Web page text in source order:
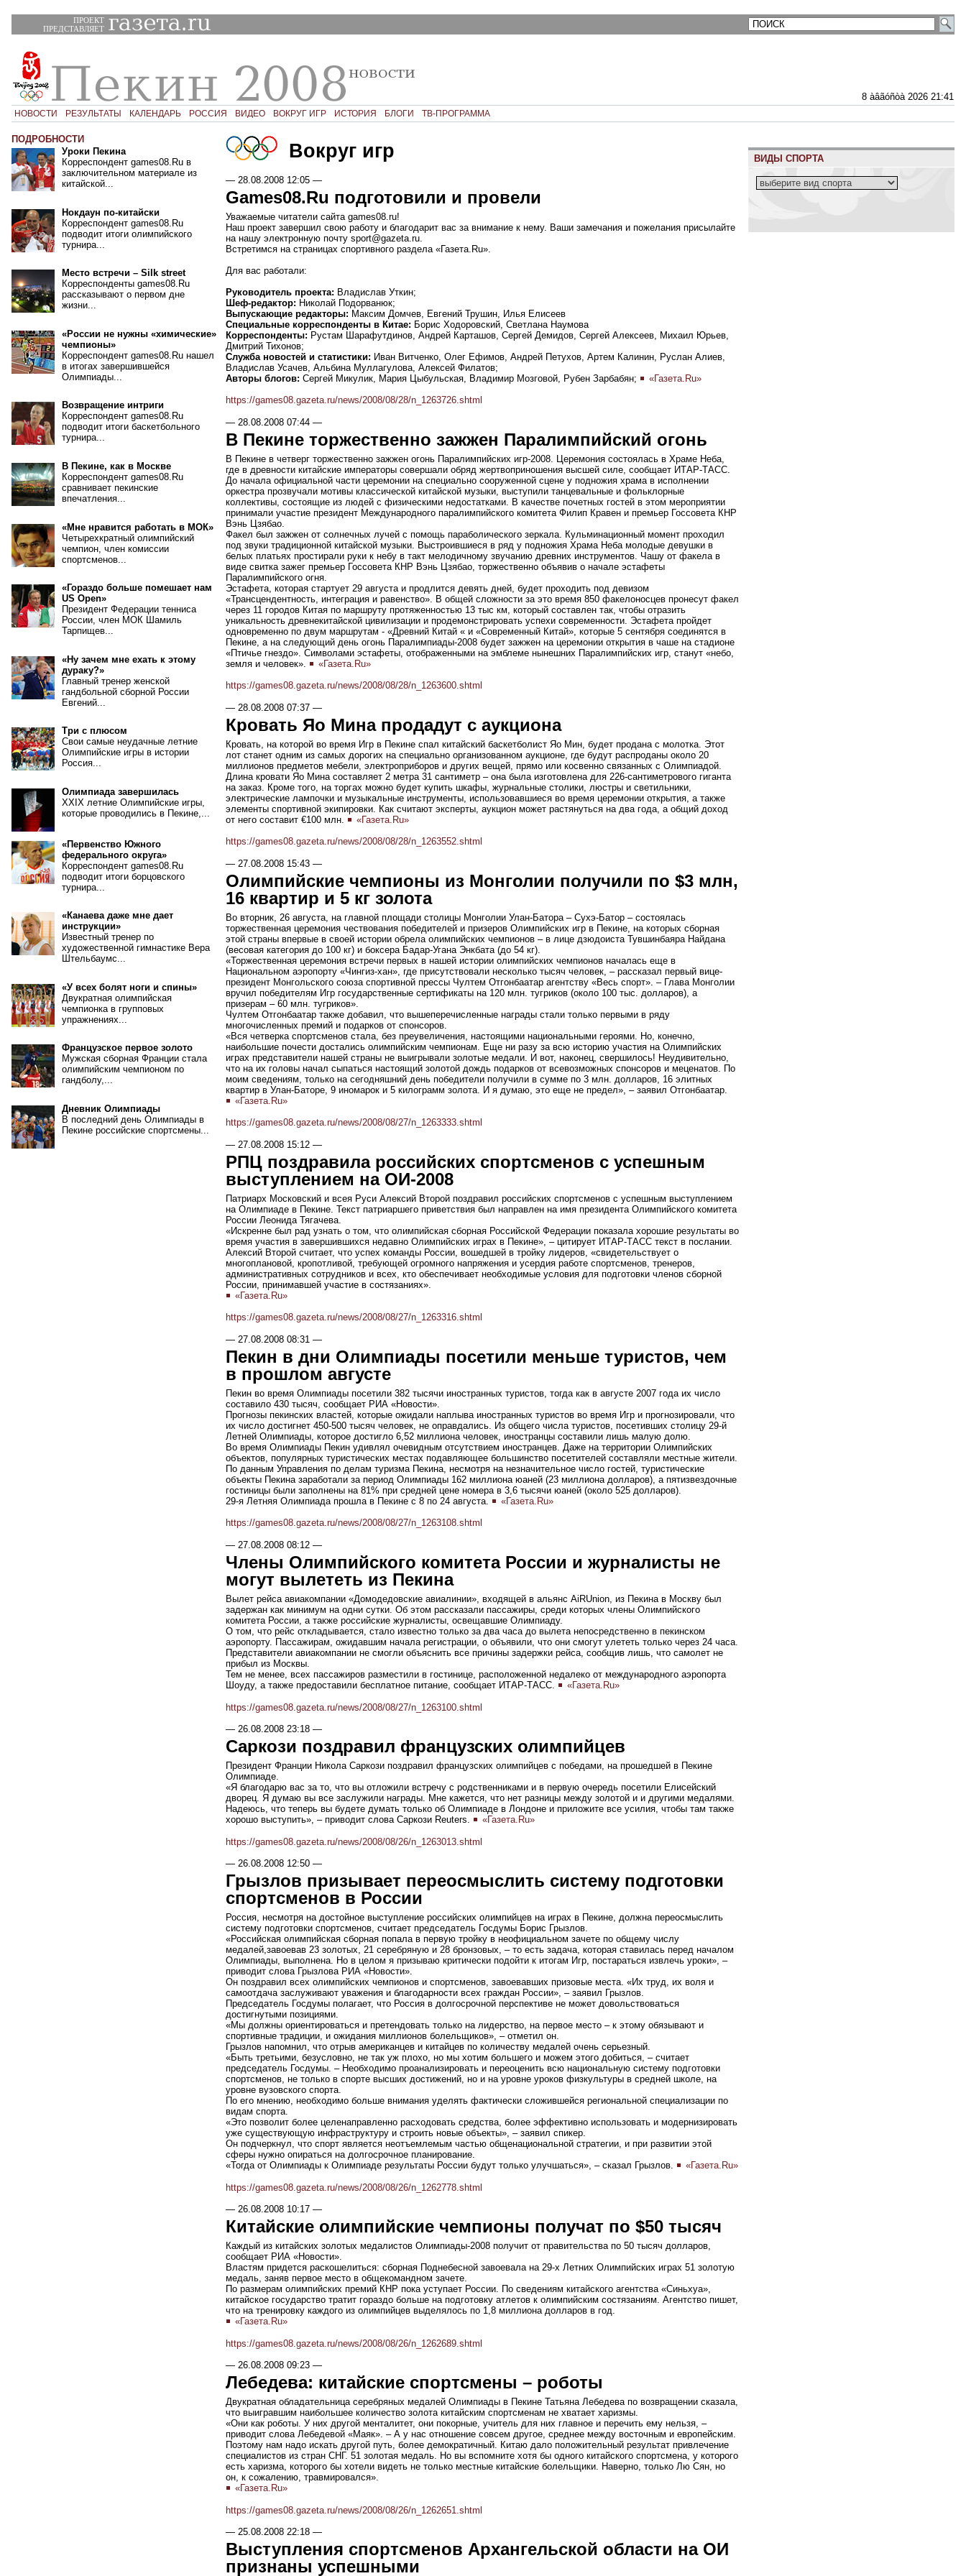
ПРОЕКТ
ПРЕДСТАВЛЯЕТ
8 àâãóñòà 2026 21:41
НОВОСТИ РЕЗУЛЬТАТЫ КАЛЕНДАРЬ РОССИЯ ВИДЕО ВОКРУГ ИГР ИСТОРИЯ БЛОГИ ТВ-ПРОГРАММА
ПОДРОБНОСТИ
Уроки Пекина
Корреспондент games08.Ru в
заключительном материале из
китайской...
Нокдаун по-китайски
Корреспондент games08.Ru
подводит итоги олимпийского
турнира...
Место встречи – Silk street
Корреспонденты games08.Ru
рассказывают о первом дне
жизни...
«России не нужны «химические»
чемпионы»
Корреспондент games08.Ru нашел
в итогах завершившейся
Олимпиады...
Возвращение интриги
Корреспондент games08.Ru
подводит итоги баскетбольного
турнира...
В Пекине, как в Москве
Корреспондент games08.Ru
сравнивает пекинские
впечатления...
«Мне нравится работать в МОК»
Четырехкратный олимпийский
чемпион, член комиссии
спортсменов...
«Гораздо больше помешает нам
US Open»
Президент Федерации тенниса
России, член МОК Шамиль
Тарпищев...
«Ну зачем мне ехать к этому
дураку?»
Главный тренер женской
гандбольной сборной России
Евгений...
Три с плюсом
Свои самые неудачные летние
Олимпийские игры в истории
Россия...
Олимпиада завершилась
XXIX летние Олимпийские игры,
которые проводились в Пекине,...
«Первенство Южного
федерального округа»
Корреспондент games08.Ru
подводит итоги борцовского
турнира...
«Канаева даже мне дает
инструкции»
Известный тренер по
художественной гимнастике Вера
Штельбаумс...
«У всех болят ноги и спины»
Двукратная олимпийская
чемпионка в групповых
упражнениях...
Французское первое золото
Мужская сборная Франции стала
олимпийским чемпионом по
гандболу,...
Дневник Олимпиады
В последний день Олимпиады в
Пекине российские спортсмены...
Вокруг игр
— 28.08.2008 12:05 —
Games08.Ru подготовили и провели
Уважаемые читатели сайта games08.ru!
Наш проект завершил свою работу и благодарит вас за внимание к нему. Ваши замечания и пожелания присылайте
на нашу электронную почту sport@gazeta.ru.
Встретимся на страницах спортивного раздела «Газета.Ru».
Для вас работали:
Руководитель проекта: Владислав Уткин;
Шеф-редактор: Николай Подорванюк;
Выпускающие редакторы: Максим Домчев, Евгений Трушин, Илья Елисеев
Специальные корреспонденты в Китае: Борис Ходоровский, Светлана Наумова
Корреспонденты: Рустам Шарафутдинов, Андрей Карташов, Сергей Демидов, Сергей Алексеев, Михаил Юрьев,
Дмитрий Тихонов;
Служба новостей и статистики: Иван Витченко, Олег Ефимов, Андрей Петухов, Артем Калинин, Руслан Алиев,
Владислав Усачев, Альбина Муллагулова, Алексей Филатов;
Авторы блогов: Сергей Микулик, Мария Цыбульская, Владимир Мозговой, Рубен Зарбабян; «Газета.Ru»
https://games08.gazeta.ru/news/2008/08/28/n_1263726.shtml
— 28.08.2008 07:44 —
В Пекине торжественно зажжен Паралимпийский огонь
В Пекине в четверг торжественно зажжен огонь Паралимпийских игр-2008. Церемония состоялась в Храме Неба,
где в древности китайские императоры совершали обряд жертвоприношения высшей силе, сообщает ИТАР-ТАСС.
До начала официальной части церемонии на специально сооруженной сцене у подножия храма в исполнении
оркестра прозвучали мотивы классической китайской музыки, выступили танцевальные и фольклорные
коллективы, состоящие из людей с физическими недостатками. В качестве почетных гостей в этом мероприятии
принимали участие президент Международного паралимпийского комитета Филип Кравен и премьер Госсовета КНР
Вэнь Цзябао.
Факел был зажжен от солнечных лучей с помощь параболического зеркала. Кульминационный момент проходил
под звуки традиционной китайской музыки. Выстроившиеся в ряд у подножия Храма Неба молодые девушки в
белых платьях простирали руки к небу в такт мелодичному звучанию древних инструментов. Чашу от факела в
виде свитка зажег премьер Госсовета КНР Вэнь Цзябао, торжественно объявив о начале эстафеты
Паралимпийского огня.
Эстафета, которая стартует 29 августа и продлится девять дней, будет проходить под девизом
«Трансцендентность, интеграция и равенство». В общей сложности за это время 850 факелоносцев пронесут факел
через 11 городов Китая по маршруту протяженностью 13 тыс км, который составлен так, чтобы отразить
уникальность древнекитайской цивилизации и продемонстрировать успехи современности. Эстафета пройдет
одновременно по двум маршрутам - «Древний Китай « и «Современный Китай», которые 5 сентября соединятся в
Пекине, а на следующий день огонь Паралимпиады-2008 будет зажжен на церемонии открытия в чаше на стадионе
«Птичье гнездо». Символами эстафеты, отображенными на эмблеме нынешних Паралимпийских игр, станут «небо,
земля и человек».
«Газета.Ru»
https://games08.gazeta.ru/news/2008/08/28/n_1263600.shtml
— 28.08.2008 07:37 —
Кровать Яо Мина продадут с аукциона
Кровать, на которой во время Игр в Пекине спал китайский баскетболист Яо Мин, будет продана с молотка. Этот
лот станет одним из самых дорогих на специально организованном аукционе, где будут распроданы около 20
миллионов предметов мебели, электроприборов и других вещей, прямо или косвенно связанных с Олимпиадой.
Длина кровати Яо Мина составляет 2 метра 31 сантиметр – она была изготовлена для 226-сантиметрового гиганта
на заказ. Кроме того, на торгах можно будет купить шкафы, журнальные столики, люстры и светильники,
электрические лампочки и музыкальные инструменты, использовавшиеся во время церемонии открытия, а также
элементы спортивной экипировки. Как считают эксперты, аукцион может растянуться на два года, а общий доход
от него составит €100 млн.
«Газета.Ru»
https://games08.gazeta.ru/news/2008/08/28/n_1263552.shtml
— 27.08.2008 15:43 —
Олимпийские чемпионы из Монголии получили по $3 млн,
16 квартир и 5 кг золота
Во вторник, 26 августа, на главной площади столицы Монголии Улан-Батора – Сухэ-Батор – состоялась
торжественная церемония чествования победителей и призеров Олимпийских игр в Пекине, на которых сборная
этой страны впервые в своей истории обрела олимпийских чемпионов – в лице дзюдоиста Тувшинбаяра Найдана
(весовая категория до 100 кг) и боксера Бадар-Угана Энкбата (до 54 кг).
«Торжественная церемония встречи первых в нашей истории олимпийских чемпионов началась еще в
Национальном аэропорту «Чингиз-хан», где присутствовали несколько тысяч человек, – рассказал первый вице-
президент Монгольского союза спортивной прессы Чултем Отгонбаатар агентству «Весь спорт». – Глава Монголии
вручил победителям Игр государственные сертификаты на 120 млн. тугриков (около 100 тыс. долларов), а
призерам – 60 млн. тугриков».
Чултем Отгонбаатар также добавил, что вышеперечисленные награды стали только первыми в ряду
многочисленных премий и подарков от спонсоров.
«Вся четверка спортсменов стала, без преувеличения, настоящими национальными героями. Но, конечно,
наибольшие почести достались олимпийским чемпионам. Еще ни разу за всю историю участия на Олимпийских
играх представители нашей страны не выигрывали золотые медали. И вот, наконец, свершилось! Неудивительно,
что на их головы начал сыпаться настоящий золотой дождь подарков от всевозможных спонсоров и меценатов. По
моим сведениям, только на сегодняшний день победители получили в сумме по 3 млн. долларов, 16 элитных
квартир в Улан-Баторе, 9 иномарок и 5 килограмм золота. И я думаю, это еще не предел», – заявил Отгонбаатар.
«Газета.Ru»
https://games08.gazeta.ru/news/2008/08/27/n_1263333.shtml
— 27.08.2008 15:12 —
РПЦ поздравила российских спортсменов с успешным
выступлением на ОИ-2008
Патриарх Московский и всея Руси Алексий Второй поздравил российских спортсменов с успешным выступлением
на Олимпиаде в Пекине. Текст патриаршего приветствия был направлен на имя президента Олимпийского комитета
России Леонида Тягачева.
«Искренне был рад узнать о том, что олимпийская сборная Российской Федерации показала хорошие результаты во
время участия в завершившихся недавно Олимпийских играх в Пекине», – цитирует ИТАР-ТАСС текст в послании.
Алексий Второй считает, что успех команды России, вошедшей в тройку лидеров, «свидетельствует о
многоплановой, кропотливой, требующей огромного напряжения и усердия работе спортсменов, тренеров,
административных сотрудников и всех, кто обеспечивает необходимые условия для подготовки членов сборной
России, принимавшей участие в состязаниях».
«Газета.Ru»
https://games08.gazeta.ru/news/2008/08/27/n_1263316.shtml
— 27.08.2008 08:31 —
Пекин в дни Олимпиады посетили меньше туристов, чем
в прошлом августе
Пекин во время Олимпиады посетили 382 тысячи иностранных туристов, тогда как в августе 2007 года их число
составило 430 тысяч, сообщает РИА «Новости».
Прогнозы пекинских властей, которые ожидали наплыва иностранных туристов во время Игр и прогнозировали, что
их число достигнет 450-500 тысяч человек, не оправдались. Из общего числа туристов, посетивших столицу 29-й
Летней Олимпиады, которое достигло 6,52 миллиона человек, иностранцы составили лишь малую долю.
Во время Олимпиады Пекин удивлял очевидным отсутствием иностранцев. Даже на территории Олимпийских
объектов, популярных туристических местах подавляющее большинство посетителей составляли местные жители.
По данным Управления по делам туризма Пекина, несмотря на незначительное число гостей, туристические
объекты Пекина заработали за период Олимпиады 162 миллиона юаней (23 миллиона долларов), а пятизвездочные
гостиницы были заполнены на 81% при средней цене номера в 3,6 тысячи юаней (около 525 долларов).
29-я Летняя Олимпиада прошла в Пекине с 8 по 24 августа.
«Газета.Ru»
https://games08.gazeta.ru/news/2008/08/27/n_1263108.shtml
— 27.08.2008 08:12 —
Члены Олимпийского комитета России и журналисты не
могут вылететь из Пекина
Вылет рейса авиакомпании «Домодедовские авиалинии», входящей в альянс AiRUnion, из Пекина в Москву был
задержан как минимум на одни сутки. Об этом рассказали пассажиры, среди которых члены Олимпийского
комитета России, а также российские журналисты, освещавшие Олимпиаду.
О том, что рейс откладывается, стало известно только за два часа до вылета непосредственно в пекинском
аэропорту. Пассажирам, ожидавшим начала регистрации, о объявили, что они смогут улететь только через 24 часа.
Представители авиакомпании не смогли объяснить все причины задержки рейса, сообщив лишь, что самолет не
прибыл из Москвы.
Тем не менее, всех пассажиров разместили в гостинице, расположенной недалеко от международного аэропорта
Шоуду, а также предоставили бесплатное питание, сообщает ИТАР-ТАСС.
«Газета.Ru»
https://games08.gazeta.ru/news/2008/08/27/n_1263100.shtml
— 26.08.2008 23:18 —
Саркози поздравил французских олимпийцев
Президент Франции Никола Саркози поздравил французских олимпийцев с победами, на прошедшей в Пекине
Олимпиаде.
«Я благодарю вас за то, что вы отложили встречу с родственниками и в первую очередь посетили Елисейский
дворец. Я думаю вы все заслужили награды. Мне кажется, что нет разницы между золотой и и другими медалями.
Надеюсь, что теперь вы будете думать только об Олимпиаде в Лондоне и приложите все усилия, чтобы там также
хорошо выступить», – приводит слова Саркози Reuters.
«Газета.Ru»
https://games08.gazeta.ru/news/2008/08/26/n_1263013.shtml
— 26.08.2008 12:50 —
Грызлов призывает переосмыслить систему подготовки
спортсменов в России
Россия, несмотря на достойное выступление российских олимпийцев на играх в Пекине, должна переосмыслить
систему подготовки спортсменов, считает председатель Госдумы Борис Грызлов.
«Российская олимпийская сборная попала в первую тройку в неофициальном зачете по общему числу
медалей,завоевав 23 золотых, 21 серебряную и 28 бронзовых, – то есть задача, которая ставилась перед началом
Олимпиады, выполнена. Но в целом я призываю критически подойти к итогам Игр, постараться извлечь уроки», –
приводит слова Грызлова РИА «Новости».
Он поздравил всех олимпийских чемпионов и спортсменов, завоевавших призовые места. «Их труд, их воля и
самоотдача заслуживают уважения и благодарности всех граждан России», – заявил Грызлов.
Председатель Госдумы полагает, что Россия в долгосрочной перспективе не может довольствоваться
достигнутыми позициями.
«Мы должны ориентироваться и претендовать только на лидерство, на первое место – к этому обязывают и
спортивные традиции, и ожидания миллионов болельщиков», – отметил он.
Грызлов напомнил, что отрыв американцев и китайцев по количеству медалей очень серьезный.
«Быть третьими, безусловно, не так уж плохо, но мы хотим большего и можем этого добиться, – считает
председатель Госдумы. – Необходимо проанализировать и переоценить всю национальную систему подготовки
спортсменов, не только в спорте высших достижений, но и на уровне уроков физкультуры в средней школе, на
уровне вузовского спорта.
По его мнению, необходимо больше внимания уделять фактически сложившейся региональной специализации по
видам спорта.
«Это позволит более целенаправленно расходовать средства, более эффективно использовать и модернизировать
уже существующую инфраструктуру и строить новые объекты», – заявил спикер.
Он подчеркнул, что спорт является неотъемлемым частью общенациональной стратегии, и при развитии этой
сферы нужно опираться на долгосрочное планирование.
«Тогда от Олимпиады к Олимпиаде результаты России будут только улучшаться», – сказал Грызлов.
«Газета.Ru»
https://games08.gazeta.ru/news/2008/08/26/n_1262778.shtml
— 26.08.2008 10:17 —
Китайские олимпийские чемпионы получат по $50 тысяч
Каждый из китайских золотых медалистов Олимпиады-2008 получит от правительства по 50 тысяч долларов,
сообщает РИА «Новости».
Властям придется раскошелиться: сборная Поднебесной завоевала на 29-х Летних Олимпийских играх 51 золотую
медаль, заняв первое место в общекомандном зачете.
По размерам олимпийских премий КНР пока уступает России. По сведениям китайского агентства «Синьхуа»,
китайское государство тратит гораздо больше на подготовку атлетов к олимпийским состязаниям. Агентство пишет,
что на тренировку каждого из олимпийцев выделялось по 1,8 миллиона долларов в год.
«Газета.Ru»
https://games08.gazeta.ru/news/2008/08/26/n_1262689.shtml
— 26.08.2008 09:23 —
Лебедева: китайские спортсмены – роботы
Двукратная обладательница серебряных медалей Олимпиады в Пекине Татьяна Лебедева по возвращении сказала,
что выигравшим наибольшее количество золота китайским спортсменам не хватает харизмы.
«Они как роботы. У них другой менталитет, они покорные, учитель для них главное и перечить ему нельзя, –
приводит слова Лебедевой «Маяк». – А у нас отношение совсем другое, среднее между восточным и европейским.
Поэтому нам надо искать другой путь, более демократичный. Китаю дало положительный результат привлечение
специалистов из стран СНГ. 51 золотая медаль. Но вы вспомните хотя бы одного китайского спортсмена, у которого
есть харизма, которого бы хотели видеть не только местные китайские болельщики. Наверно, только Лю Сян, но
он, к сожалению, травмировался».
«Газета.Ru»
https://games08.gazeta.ru/news/2008/08/26/n_1262651.shtml
— 25.08.2008 22:18 —
Выступления спортсменов Архангельской области на ОИ
признаны успешными
ВИДЫ СПОРТА